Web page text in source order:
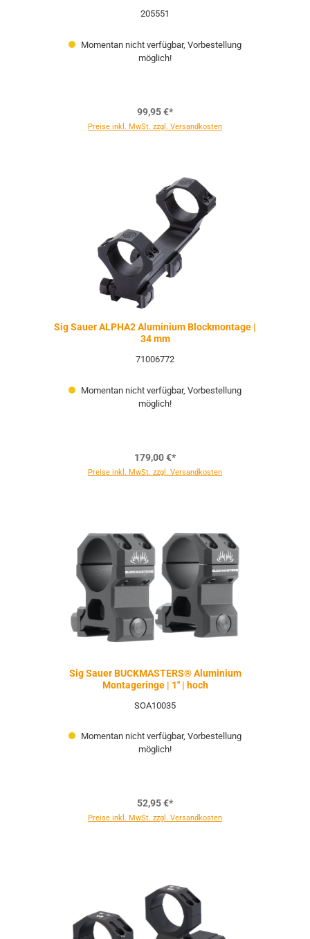
205551
Momentan nicht verfügbar, Vorbestellung
möglich!
99,95 €*
Preise inkl. MwSt. zzgl. Versandkosten
Sig Sauer ALPHA2 Aluminium Blockmontage |
34 mm
71006772
Momentan nicht verfügbar, Vorbestellung
möglich!
179,00 €*
Preise inkl. MwSt. zzgl. Versandkosten
Sig Sauer BUCKMASTERS® Aluminium
Montageringe | 1'' | hoch
SOA10035
Momentan nicht verfügbar, Vorbestellung
möglich!
52,95 €*
Preise inkl. MwSt. zzgl. Versandkosten